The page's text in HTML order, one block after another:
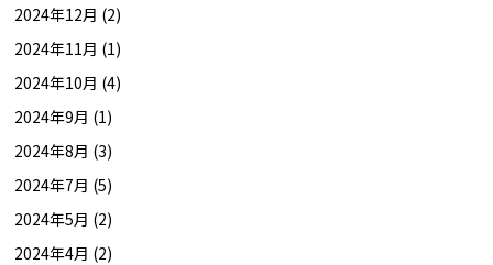
2024年12月 (2)
2024年11月 (1)
2024年10月 (4)
2024年9月 (1)
2024年8月 (3)
2024年7月 (5)
2024年5月 (2)
2024年4月 (2)